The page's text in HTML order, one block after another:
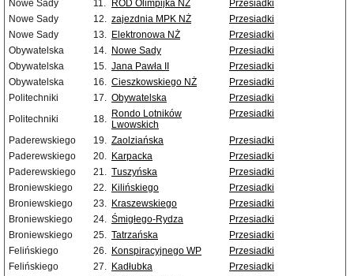
Nowe Sady
11. ROD Olimpijka NŻ
Przesiadki
Nowe Sady
12. zajezdnia MPK NŻ
Przesiadki
Nowe Sady
13. Elektronowa NŻ
Przesiadki
Obywatelska
14. Nowe Sady
Przesiadki
Obywatelska
15. Jana Pawła II
Przesiadki
Obywatelska
16. Cieszkowskiego NŻ
Przesiadki
Politechniki
17. Obywatelska
Przesiadki
Politechniki
18. Rondo Lotników
Lwowskich
Przesiadki
Paderewskiego 19. Zaolziańska
Przesiadki
Paderewskiego
20. Karpacka
Przesiadki
Paderewskiego
21. Tuszyńska
Przesiadki
Broniewskiego
22. Kilińskiego
Przesiadki
Broniewskiego
23. Kraszewskiego
Przesiadki
Broniewskiego
24. Śmigłego-Rydza
Przesiadki
Broniewskiego
25. Tatrzańska
Przesiadki
Felińskiego
26. Konspiracyjnego WP
Przesiadki
Felińskiego
27. Kadłubka
Przesiadki